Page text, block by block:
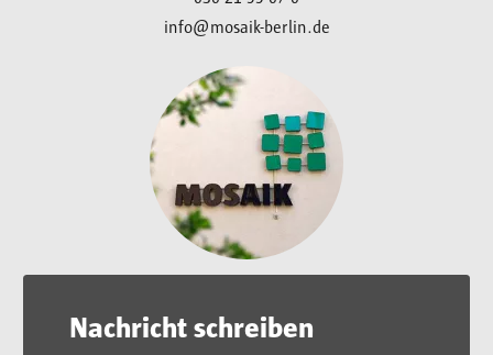
info@mosaik-berlin.de
Nachricht schreiben